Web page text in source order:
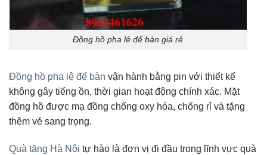
Đồng hồ pha lê để bàn giá rẻ
Đồng hồ pha lê để bàn vận hành bằng pin với thiết kế
không gây tiếng ồn, thời gian hoạt động chính xác. Mặt
đồng hồ được mạ đồng chống oxy hóa, chống rỉ và tặng
thêm vẻ sang trọng.
Quà tặng Hà Nội tự hào là đơn vị đi đầu trong lĩnh vực quà